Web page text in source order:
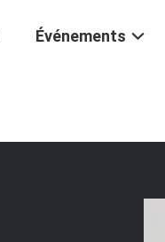
Événements